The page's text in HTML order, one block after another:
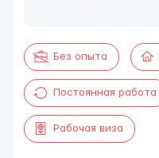
Без опыта
Постоянная работа
Рабочая виза